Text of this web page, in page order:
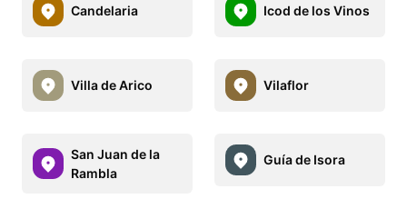
Candelaria Icod de los Vinos
Villa de Arico Vilaflor
San Juan de la
Rambla
Guía de Isora